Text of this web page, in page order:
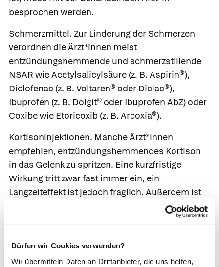
Dürfen wir Cookies verwenden?
Wir übermitteln Daten an Drittanbieter, die uns helfen,
besprochen werden.
Schmerzmittel. Zur Linderung der Schmerzen
verordnen die Ärzt*innen meist
entzündungshemmende und schmerzstillende
NSAR wieAcetylsalicylsäure (z. B. Aspirin®),
Diclofenac (z. B. Voltaren® oder Diclac®),
Ibuprofen (z. B. Dolgit® oder Ibuprofen AbZ) oder
Coxibe wie Etoricoxib (z. B. Arcoxia®).
Kortisoninjektionen. Manche Ärzt*innen
empfehlen, entzündungshemmendes Kortison
in das Gelenk zu spritzen. Eine kurzfristige
Wirkung tritt zwar fast immer ein, ein
Langzeiteffekt ist jedoch fraglich. Außerdem ist
Kortison nicht ganz ungefährlich. Wird das
Kortison aus Versehen nicht in den freien
kann das Gewebe absterben. Insgesamt sind die
Kortison-Injektionen deshalb umstritten.